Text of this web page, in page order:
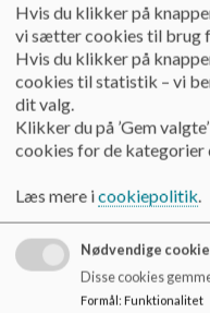
i
Om os Eksterne
Eksterne
Vi samarbejder med
Dette indebærer support
Læs mere om
arbejdsopgaver i menuen
Hvis du klikker på
vi sætter cookies til brug
Hvis du klikker på
cookies til statistik – vi
dit valg.
Klikker du på ’Gem
cookies for de kategorier
Læs mere icookiepolitik.
Nødvendige
Disse cookies
Formål: Funktionalitet